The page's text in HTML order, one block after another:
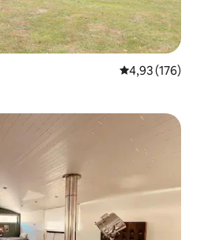
Gemiddelde
4,93 (176)